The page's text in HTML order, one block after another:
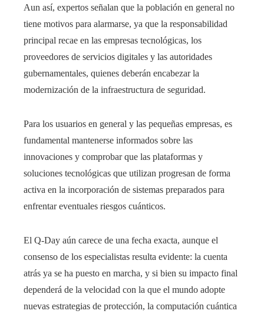
Aun así, expertos señalan que la población en general no
tiene motivos para alarmarse, ya que la responsabilidad
principal recae en las empresas tecnológicas, los
proveedores de servicios digitales y las autoridades
gubernamentales, quienes deberán encabezar la
modernización de la infraestructura de seguridad.
Para los usuarios en general y las pequeñas empresas, es
fundamental mantenerse informados sobre las
innovaciones y comprobar que las plataformas y
soluciones tecnológicas que utilizan progresan de forma
activa en la incorporación de sistemas preparados para
enfrentar eventuales riesgos cuánticos.
El Q-Day aún carece de una fecha exacta, aunque el
consenso de los especialistas resulta evidente: la cuenta
atrás ya se ha puesto en marcha, y si bien su impacto final
dependerá de la velocidad con la que el mundo adopte
nuevas estrategias de protección, la computación cuántica